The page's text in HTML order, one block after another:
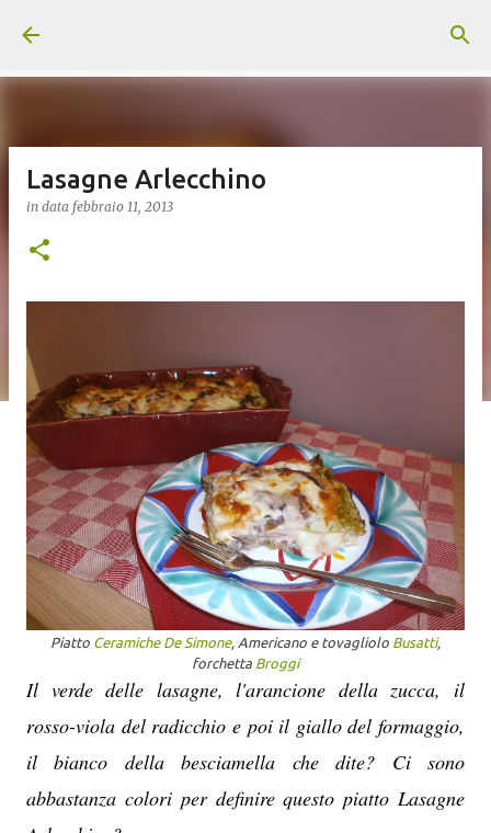
Lasagne Arlecchino
in data febbraio 11, 2013
Piatto Ceramiche De Simone, Americano e tovagliolo Busatti,
forchetta Broggi
Il verde delle lasagne, l'arancione della zucca, il
rosso-viola del radicchio e poi il giallo del formaggio,
il bianco della besciamella che dite? Ci sono
abbastanza colori per definire questo piatto Lasagne